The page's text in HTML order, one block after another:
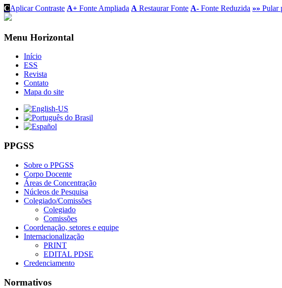
CAplicar Contraste A+ Fonte Ampliada A Restaurar Fonte A- Fonte Reduzida »» Pular
Menu Horizontal
Início
ESS
Revista
Contato
Mapa do site
PPGSS
Sobre o PPGSS
Corpo Docente
Áreas de Concentração
Núcleos de Pesquisa
Colegiado/Comissões
Colegiado
Comissões
Coordenação, setores e equipe
Internacionalização
PRINT
EDITAL PDSE
Credenciamento
Normativos